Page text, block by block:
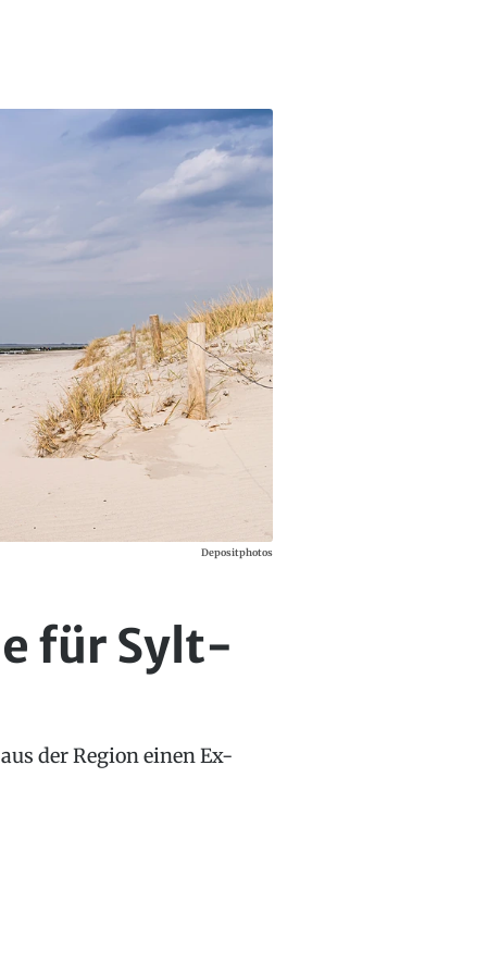
Depositphotos
für Sylt-
der Region einen Ex-